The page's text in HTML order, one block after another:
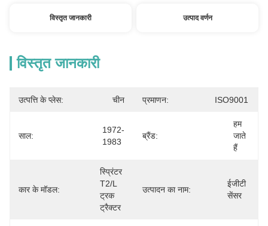
विस्तृत जानकारी उत्पाद वर्णन
विस्तृत जानकारी
उत्पत्ति के प्लेस: चीन प्रमाणन: ISO9001
साल:
1972-
1983
ब्रैंड:
हम
जाते
हैं
कार के मॉडल:
स्प्रिंटर
T2/L
ट्रक
ट्रैक्टर
उत्पादन का नाम:
ईजीटी
सेंसर